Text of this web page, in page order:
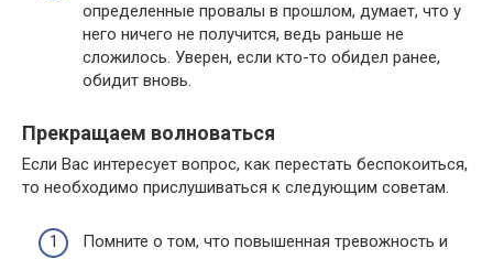
определенные провалы в прошлом, думает, что у
него ничего не получится, ведь раньше не
сложилось. Уверен, если кто-то обидел ранее,
обидит вновь.
Прекращаем волноваться
Если Вас интересует вопрос, как перестать беспокоиться,
то необходимо прислушиваться к следующим советам.
Помните о том, что повышенная тревожность и